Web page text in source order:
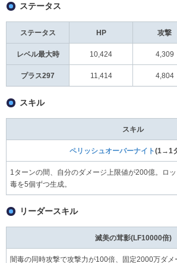
ステータス
ステータス HP 攻撃
レベル最大時 10,424 4,309
プラス297 11,414 4,804
スキル
スキル
ペリッシュオーバーナイト(1→1
1ターンの間、自分のダメージ上限値が200億。ロッ
毒を5個ずつ生成。
リーダースキル
滅美の茸影(LF10000倍)
闇毒の同時攻撃で攻撃力が100倍、固定2000万ダメ